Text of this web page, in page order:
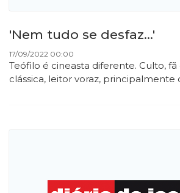
'Nem tudo se desfaz...'
17/09/2022 00:00
Teófilo é cineasta diferente. Culto, fã
clássica, leitor voraz, principalmente